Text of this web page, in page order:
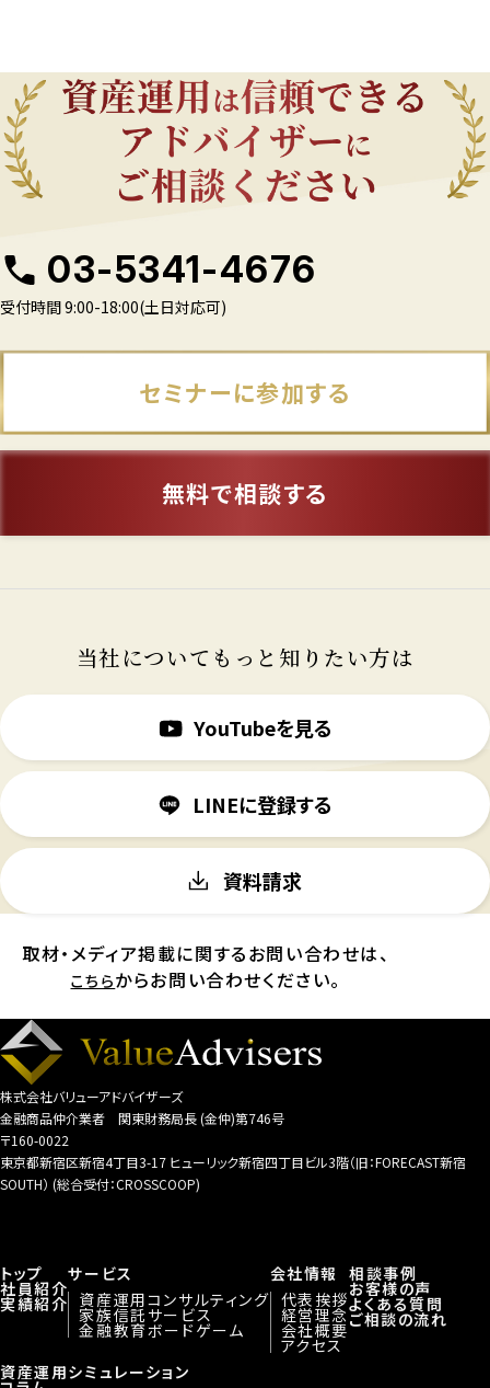
03-5341-4676
受付時間 9:00-18:00(土日対応可)
セミナーに参加する
無料で相談する
当社についてもっと知りたい方は
YouTubeを見る
LINEに登録する
資料請求
取材・メディア掲載に関するお問い合わせは、
こちらからお問い合わせください。
株式会社バリューアドバイザーズ
金融商品仲介業者 関東財務局長 (金仲)第746号
〒160-0022
東京都新宿区新宿4丁目3-17 ヒューリック新宿四丁目ビル3階（旧：FORECAST新宿
SOUTH） (総合受付：CROSSCOOP)
トップ
社員紹介
実績紹介
サービス
資産運用コンサルティング
家族信託サービス
金融教育ボードゲーム
会社情報
代表挨拶
経営理念
会社概要
アクセス
相談事例
お客様の声
よくある質問
ご相談の流れ
資産運用シミュレーション